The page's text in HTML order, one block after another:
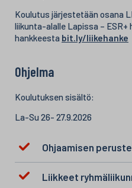
Koulutus järjestetään osana
liikunta-alalle Lapissa –
hankkeesta bit.ly/liikehanke
Ohjelma
Koulutuksen sisältö:
La-Su 26- 27.9.2026
Ohjaamisen
Liikkeet